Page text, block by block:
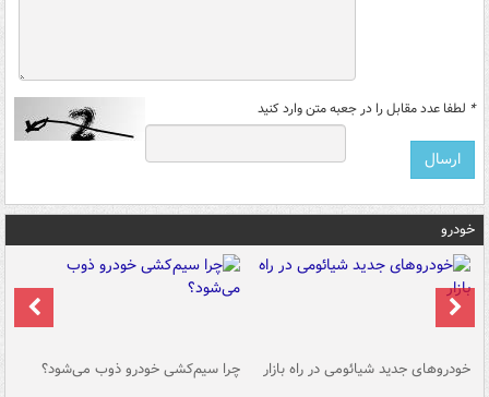
* لطفا عدد مقابل را در جعبه متن وارد کنید
خودرو
خودروهای جدید شیائومی در راه بازار چرا سیم‌کشی خودرو ذوب می‌شود؟